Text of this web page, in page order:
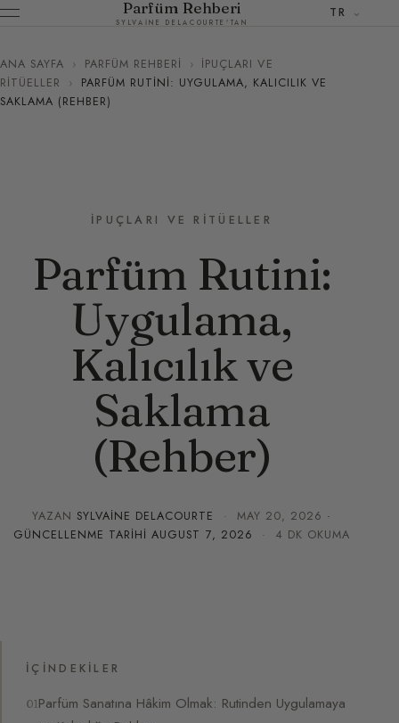
Parfüm Rehberi
SYLVAINE DELACOURTE'TAN
TR
ANA SAYFA › PARFÜM REHBERI › İPUÇLARI VE
RITÜELLER
›
PARFÜM RUTINI: UYGULAMA, KALICILIK VE
SAKLAMA (REHBER)
İPUÇLARI VE RITÜELLER
Parfüm Rutini:
Uygulama,
Kalıcılık ve
Saklama
(Rehber)
YAZAN SYLVAINE DELACOURTE · MAY 20, 2026 ·
GÜNCELLENME TARIHIAUGUST 7, 2026 · 4 DK OKUMA
İÇINDEKILER
Parfüm Sanatına Hâkim Olmak: Rutinden Uygulamaya